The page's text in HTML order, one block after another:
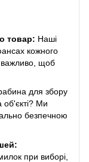
товар: Наші
кожного
важливо, щоб
для збору
об'єкті? Ми
безпечною
при виборі,